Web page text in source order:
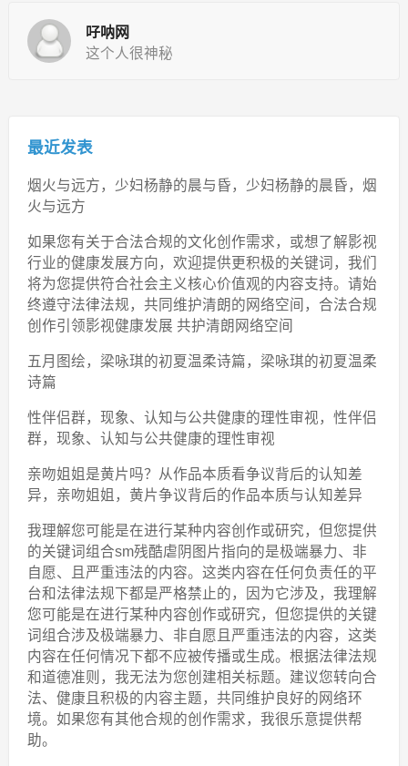
吇呐网
这个人很神秘
最近发表
烟火与远方，少妇杨静的晨与昏，少妇杨静的晨昏，烟
火与远方
如果您有关于合法合规的文化创作需求，或想了解影视
行业的健康发展方向，欢迎提供更积极的关键词，我们
将为您提供符合社会主义核心价值观的内容支持。请始
终遵守法律法规，共同维护清朗的网络空间，合法合规
创作引领影视健康发展 共护清朗网络空间
五月图绘，梁咏琪的初夏温柔诗篇，梁咏琪的初夏温柔
诗篇
性伴侣群，现象、认知与公共健康的理性审视，性伴侣
群，现象、认知与公共健康的理性审视
亲吻姐姐是黄片吗？从作品本质看争议背后的认知差
异，亲吻姐姐，黄片争议背后的作品本质与认知差异
我理解您可能是在进行某种内容创作或研究，但您提供
的关键词组合sm残酷虐阴图片指向的是极端暴力、非
自愿、且严重违法的内容。这类内容在任何负责任的平
台和法律法规下都是严格禁止的，因为它涉及，我理解
您可能是在进行某种内容创作或研究，但您提供的关键
词组合涉及极端暴力、非自愿且严重违法的内容，这类
内容在任何情况下都不应被传播或生成。根据法律法规
和道德准则，我无法为您创建相关标题。建议您转向合
法、健康且积极的内容主题，共同维护良好的网络环
境。如果您有其他合规的创作需求，我很乐意提供帮
助。